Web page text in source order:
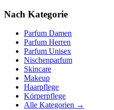
Nach Kategorie
Parfum Damen
Parfum Herren
Parfum Unisex
Nischenparfum
Skincare
Makeup
Haarpflege
Körperpflege
Alle Kategorien →